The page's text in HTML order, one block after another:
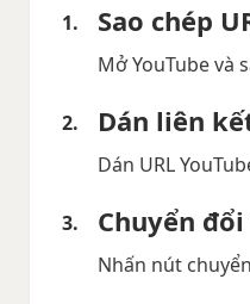
Sao chép
Mở YouTube và
Dán liên
Dán URL
Chuyển
Nhấn nút